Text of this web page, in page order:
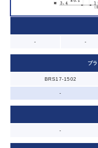
- -
ブ
BRS17-1502
-
-